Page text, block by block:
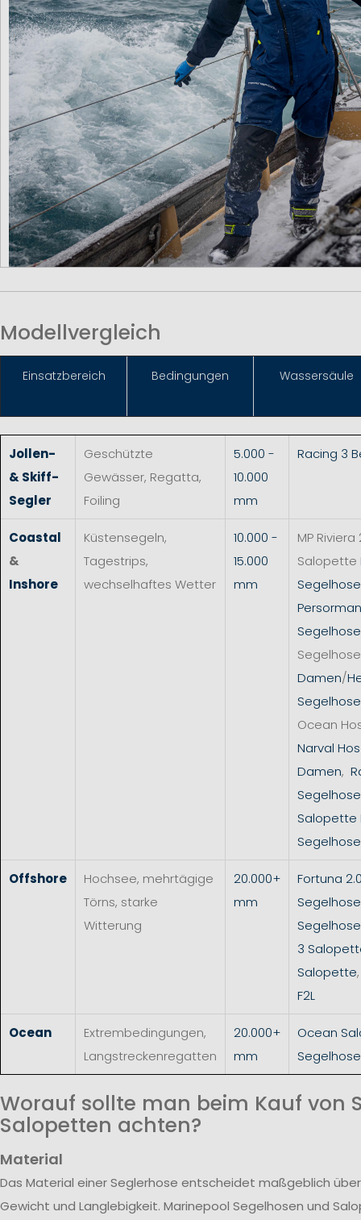
Modellvergleich
Einsatzbereich Bedingungen Wassersäule
Jollen-
& Skiff-
Segler
Geschützte
Gewässer, Regatta,
Foiling
5.000 -
10.000
mm
Racing 3
Coastal
&
Inshore
Küstensegeln,
Tagestrips,
wechselhaftes Wetter
10.000 -
15.000
mm
MP Riviera
Salopette
Segelhose
Damen/
Ocean
Narval
Damen,
Segelhose
Salopette
Segelhose
Offshore
Hochsee, mehrtägige
Törns, starke
Witterung
20.000+
mm
Fortuna
Segelhose
3
Salopette
F2L
Ocean
Extrembedingungen,
Langstreckenregatten
20.000+
mm
Ocean
Segelhose
Worauf sollte man beim Kauf von
Salopetten achten?
Material
Das Material einer Seglerhose entscheidet maßgeblich
Gewicht und Langlebigkeit. Marinepool Segelhosen und